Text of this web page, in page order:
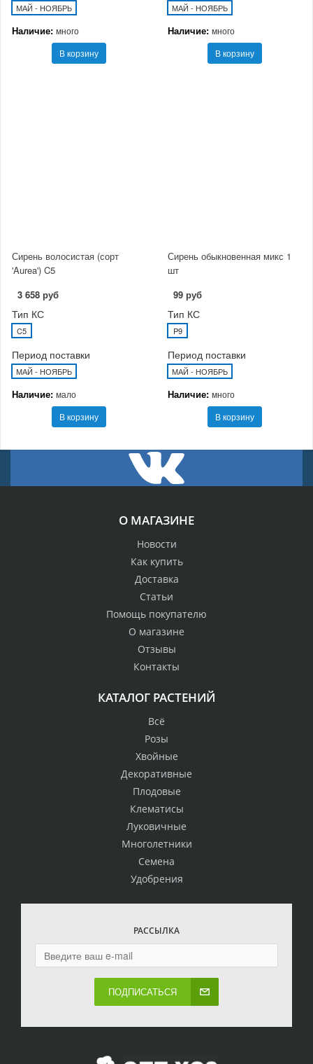
МАЙ - НОЯБРЬ
Наличие: много
В корзину
МАЙ - НОЯБРЬ
Наличие: много
В корзину
Сирень волосистая (сорт
'Aurea') C5
3 658 руб
Тип КС
C5
Период поставки
МАЙ - НОЯБРЬ
Наличие: мало
В корзину
Сирень обыкновенная микс 1
шт
99 руб
Тип КС
P9
Период поставки
МАЙ - НОЯБРЬ
Наличие: много
В корзину
О МАГАЗИНЕ
Новости
Как купить
Доставка
Статьи
Помощь покупателю
О магазине
Отзывы
Контакты
КАТАЛОГ РАСТЕНИЙ
Всё
Розы
Хвойные
Декоративные
Плодовые
Клематисы
Луковичные
Многолетники
Семена
Удобрения
РАССЫЛКА
ПОДПИСАТЬСЯ